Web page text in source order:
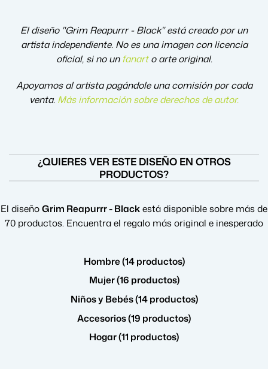
El diseño "Grim Reapurrr - Black" está creado por un
artista independiente. No es una imagen con licencia
oficial, si no unfanart o arte original.
Apoyamos al artista pagándole una comisión por cada
venta. Más información sobre derechos de autor.
¿QUIERES VER ESTE DISEÑO EN OTROS
PRODUCTOS?
El diseñoGrim Reapurrr - Blackestá disponible sobre más de
70 productos. Encuentra el regalo más original e inesperado
Hombre (14 productos)
Mujer (16 productos)
Niños y Bebés (14 productos)
Accesorios (19 productos)
Hogar (11 productos)